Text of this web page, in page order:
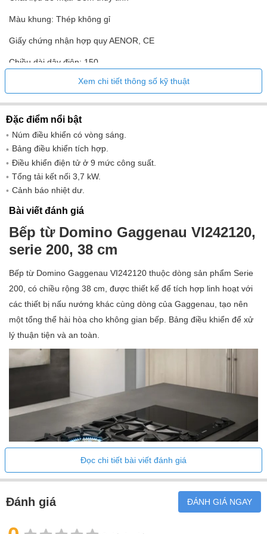
Màu khung: Thép không gỉ
Giấy chứng nhận hợp quy AENOR, CE
Chiều dài dây điện: 150
Mã EAN 4242006280819
Công suất kết nối tối đa: 3700
Cường độ điện áp 220-240
Tần số 50; 60
Xem chi tiết thông số kỹ thuật
Đặc điểm nổi bật
Núm điều khiển có vòng sáng.
Bảng điều khiển tích hợp.
Điều khiển điện tử ở 9 mức công suất.
Tổng tải kết nối 3,7 kW.
Cảnh báo nhiệt dư.
Bài viết đánh giá
Bếp từ Domino Gaggenau VI242120,
serie 200, 38 cm
Bếp từ Domino Gaggenau VI242120 thuộc dòng sản phẩm Serie
200, có chiều rộng 38 cm, được thiết kế để tích hợp linh hoạt với
các thiết bị nấu nướng khác cùng dòng của Gaggenau, tạo nên
một tổng thể hài hòa cho không gian bếp. Bảng điều khiển để xử
lý thuận tiện và an toàn.
Biết thêm chi tiết
Đọc chi tiết bài viết đánh giá
Đánh giá ĐÁNH GIÁ NGAY